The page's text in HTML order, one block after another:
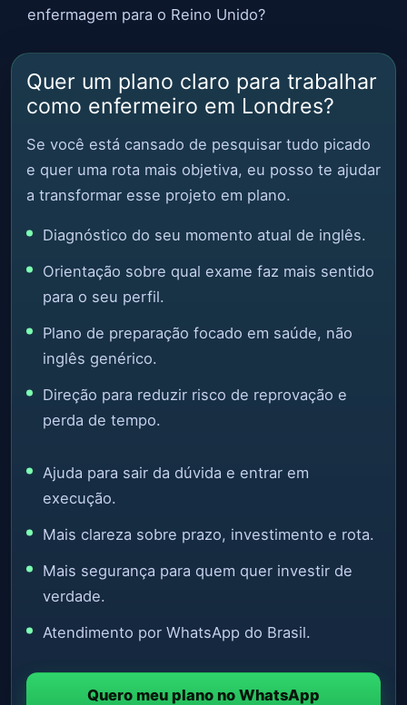
enfermagem para o Reino Unido?
Quer um plano claro para trabalhar
como enfermeiro em Londres?
Se você está cansado de pesquisar tudo picado
e quer uma rota mais objetiva, eu posso te ajudar
a transformar esse projeto em plano.
Diagnóstico do seu momento atual de inglês.
Orientação sobre qual exame faz mais sentido
para o seu perfil.
Plano de preparação focado em saúde, não
inglês genérico.
Direção para reduzir risco de reprovação e
perda de tempo.
Ajuda para sair da dúvida e entrar em
execução.
Mais clareza sobre prazo, investimento e rota.
Mais segurança para quem quer investir de
verdade.
Atendimento por WhatsApp do Brasil.
Quero meu plano no WhatsApp